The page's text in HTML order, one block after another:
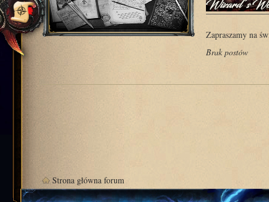
Zapraszamy na
Brak postów
Strona główna forum